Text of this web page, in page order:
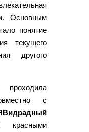
Основным
понятие
текущего
другого
с